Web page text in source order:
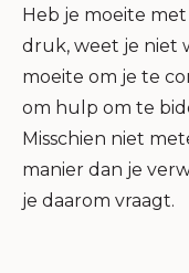
Heb je moeite
druk, weet je niet
moeite om je te
om hulp om te
Misschien niet
manier dan je
je daarom vraagt.